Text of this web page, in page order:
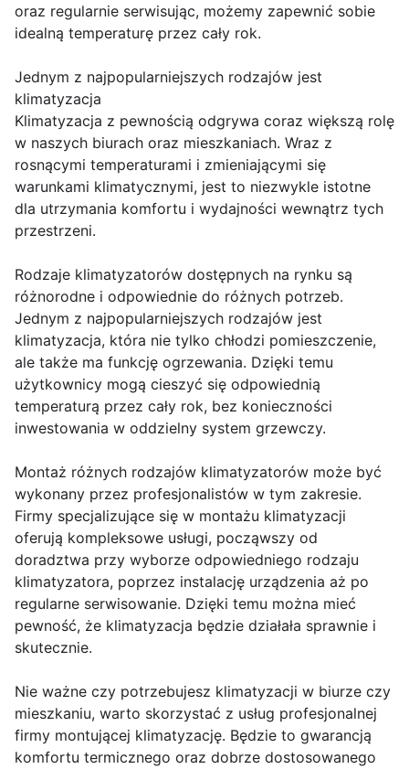
oraz regularnie serwisując, możemy zapewnić sobie
idealną temperaturę przez cały rok.
Jednym z najpopularniejszych rodzajów jest
klimatyzacja
Klimatyzacja z pewnością odgrywa coraz większą rolę
w naszych biurach oraz mieszkaniach. Wraz z
rosnącymi temperaturami i zmieniającymi się
warunkami klimatycznymi, jest to niezwykle istotne
dla utrzymania komfortu i wydajności wewnątrz tych
przestrzeni.
Rodzaje klimatyzatorów dostępnych na rynku są
różnorodne i odpowiednie do różnych potrzeb.
Jednym z najpopularniejszych rodzajów jest
klimatyzacja, która nie tylko chłodzi pomieszczenie,
ale także ma funkcję ogrzewania. Dzięki temu
użytkownicy mogą cieszyć się odpowiednią
temperaturą przez cały rok, bez konieczności
inwestowania w oddzielny system grzewczy.
Montaż różnych rodzajów klimatyzatorów może być
wykonany przez profesjonalistów w tym zakresie.
Firmy specjalizujące się w montażu klimatyzacji
oferują kompleksowe usługi, począwszy od
doradztwa przy wyborze odpowiedniego rodzaju
klimatyzatora, poprzez instalację urządzenia aż po
regularne serwisowanie. Dzięki temu można mieć
pewność, że klimatyzacja będzie działała sprawnie i
skutecznie.
Nie ważne czy potrzebujesz klimatyzacji w biurze czy
mieszkaniu, warto skorzystać z usług profesjonalnej
firmy montującej klimatyzację. Będzie to gwarancją
komfortu termicznego oraz dobrze dostosowanego